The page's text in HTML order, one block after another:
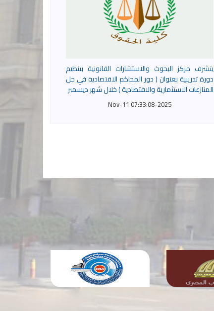
يتشرف مركز البحوث والاستشارات القانونية بتنظيم
دورة تدريبية بعنوان ( دور المحاكم الاقتصادية في حل
المنازعات الاستثمارية والاقتصادية ) خلال شهر ديسمبر
2025-Nov-11 07:33:08